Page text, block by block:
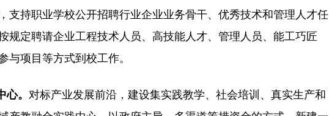
支持职业学校公开招聘行业企业业务骨干、优秀技术和管理人才任
规定聘请企业工程技术人员、高技能人才、管理人员、能工巧匠
与项目等方式到校工作。
。 对标产业发展前沿，建设集实践教学、社会培训、真实生产和